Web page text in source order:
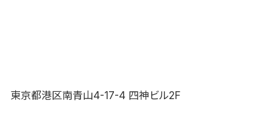
東京都港区南青山4-17-4 四神ビル2F